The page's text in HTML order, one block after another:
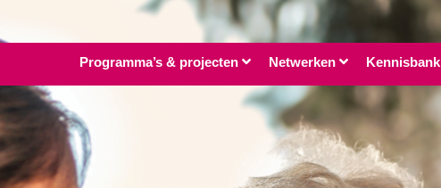
Programma’s & projecten Netwerken Kennisbank